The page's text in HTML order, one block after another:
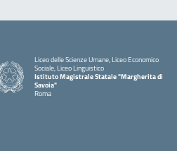
Liceo delle Scienze Umane, Liceo Economico
Sociale, Liceo Linguistico
Istituto Magistrale Statale "Margherita di
Savoia"
Roma